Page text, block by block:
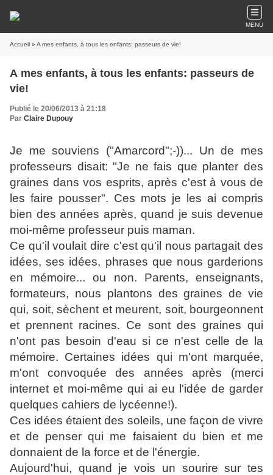
MENU
Accueil » A mes enfants, à tous les enfants: passeurs de vie!
A mes enfants, à tous les enfants: passeurs de
vie!
Publié le 20/06/2013 à 21:18
Par Claire Dupouy
Je me souviens ("Amarcord";-))... Un de mes
professeurs disait: "Je ne fais que planter des
graines dans vos esprits, après c'est à vous de
les faire pousser". Ces mots je les ai compris
bien des années après, quand je suis devenue
moi-même professeur puis maman.
Ce qu'il voulait dire c'est qu'il nous partagait des
idées, ses idées, phrases que nous garderions
en mémoire... ou non. Parents, enseignants,
formateurs, nous plantons des graines de vie
qui, soit, sèchent et meurent, soit, bourgeonnent
et prennent racines. Ce sont des graines qui
n'ont pas besoin d'eau si ce n'est celle de la
mémoire. Certaines idées qui m'ont marquée,
m'ont convoquée des années après (merci
internet et moi-même qui ai eu l'idée de garder
quelques cahiers de lycéenne!).
Ces idées étaient des soleils, une façon de vivre
et de penser qui me faisaient du bien et me
donnaient de la force et de l'énergie.
Aujourd'hui, quand je vois un sourire sur tes